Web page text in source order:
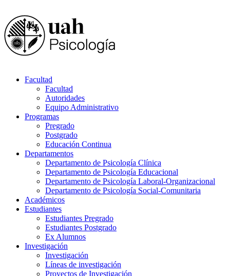
Facultad
Facultad
Autoridades
Equipo Administrativo
Programas
Pregrado
Postgrado
Educación Continua
Departamentos
Departamento de Psicología Clínica
Departamento de Psicología Educacional
Departamento de Psicología Laboral-Organizacional
Departamento de Psicología Social-Comunitaria
Académicos
Estudiantes
Estudiantes Pregrado
Estudiantes Postgrado
Ex Alumnos
Investigación
Investigación
Líneas de investigación
Proyectos de Investigación